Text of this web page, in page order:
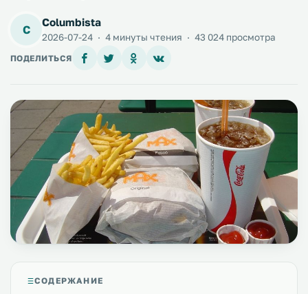
C
Columbista
2026-07-24 · 4 минуты чтения · 43 024 просмотра
ПОДЕЛИТЬСЯ
СОДЕРЖАНИЕ